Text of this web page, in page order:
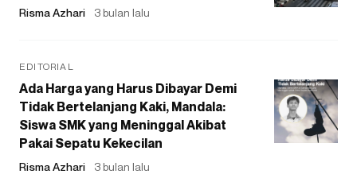
Risma Azhari 3 bulan lalu
EDITORIAL
Ada Harga yang Harus Dibayar Demi
Tidak Bertelanjang Kaki, Mandala:
Siswa SMK yang Meninggal Akibat
Pakai Sepatu Kekecilan
Risma Azhari 3 bulan lalu